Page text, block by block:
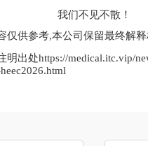
我们不见不散！
仅供参考,本公司保留最终解
明出处https://medical.itc.vip/